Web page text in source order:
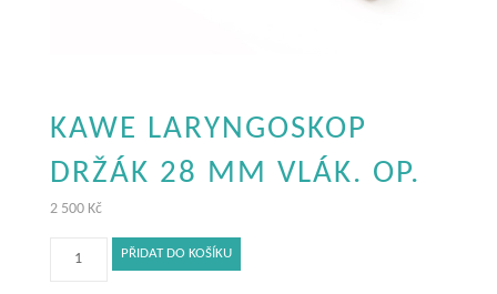
KAWE LARYNGOSKOP
DRŽÁK 28 MM VLÁK. OP.
2 500 Kč
KaWe
laryngoskop
PŘIDAT DO KOŠÍKU